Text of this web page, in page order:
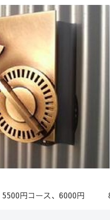
5500円コース、6000円